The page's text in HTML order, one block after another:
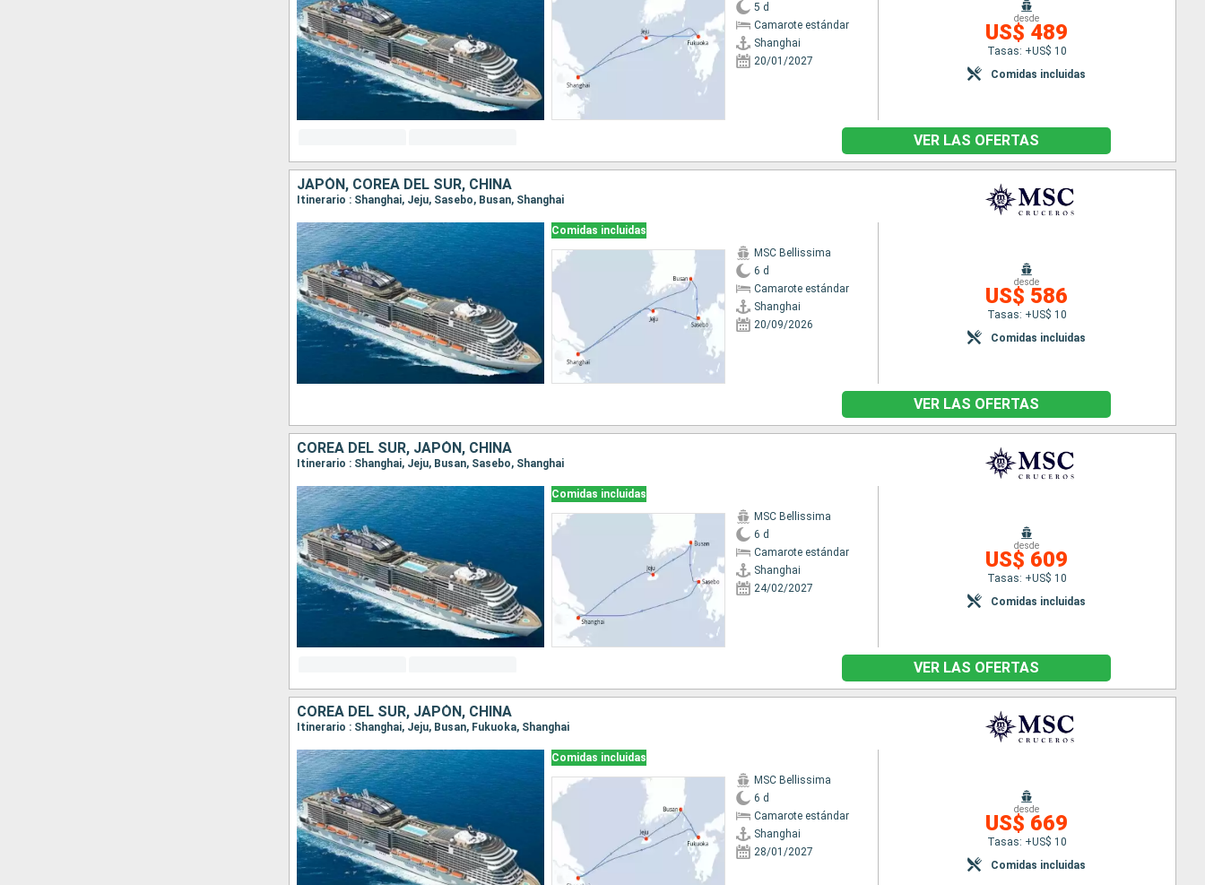
5 d
Camarote estándar
Shanghai
20/01/2027
desde
US$ 489
Tasas: +US$ 10
Comidas incluidas
VER LAS OFERTAS
JAPÓN, COREA DEL SUR, CHINA
Itinerario : Shanghai, Jeju, Sasebo, Busan, Shanghai
Comidas incluidas
MSC Bellissima
6 d
Camarote estándar
Shanghai
20/09/2026
desde
US$ 586
Tasas: +US$ 10
Comidas incluidas
VER LAS OFERTAS
COREA DEL SUR, JAPÓN, CHINA
Itinerario : Shanghai, Jeju, Busan, Sasebo, Shanghai
Comidas incluidas
MSC Bellissima
6 d
Camarote estándar
Shanghai
24/02/2027
desde
US$ 609
Tasas: +US$ 10
Comidas incluidas
VER LAS OFERTAS
COREA DEL SUR, JAPÓN, CHINA
Itinerario : Shanghai, Jeju, Busan, Fukuoka, Shanghai
Comidas incluidas
MSC Bellissima
6 d
Camarote estándar
Shanghai
28/01/2027
desde
US$ 669
Tasas: +US$ 10
Comidas incluidas